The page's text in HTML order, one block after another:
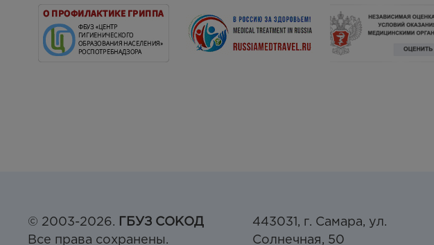
© 2003-2026.
ГБУЗ СОКОД
Все права сохранены.
443031, г. Самара, ул.
Солнечная, 50